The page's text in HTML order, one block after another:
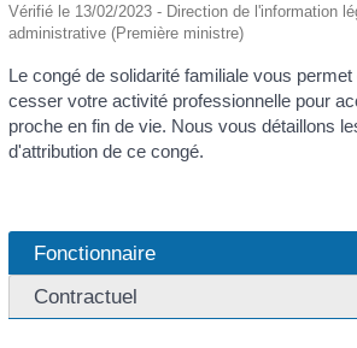
Vérifié le 13/02/2023 - Direction de l'information
administrative (Première ministre)
Le congé de solidarité familiale vous
cesser votre activité professionnelle pour
proche en fin de vie. Nous vous détaillons
d'attribution de ce congé.
Fonctionnaire
Contractuel